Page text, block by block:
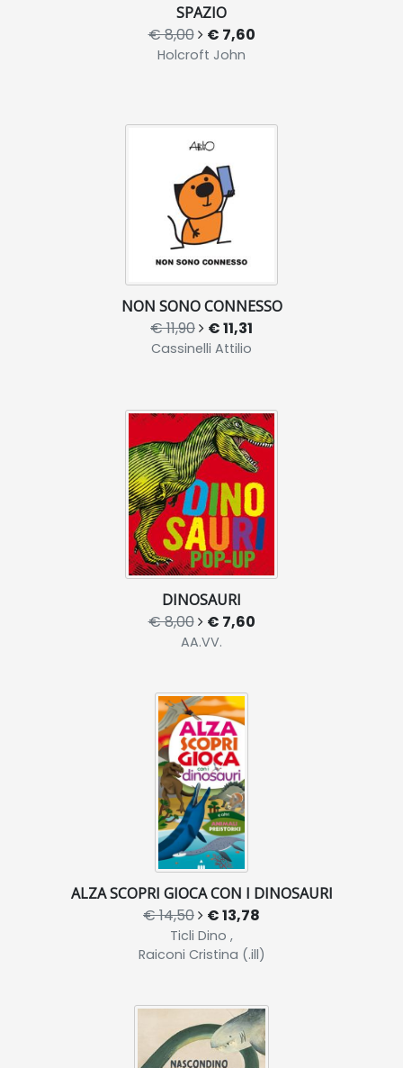
SPAZIO
€ 8,00 € 7,60
Holcroft John
NON SONO CONNESSO
€ 11,90 € 11,31
Cassinelli Attilio
DINOSAURI
€ 8,00 € 7,60
AA.VV.
ALZA SCOPRI GIOCA CON I DINOSAURI
€ 14,50 € 13,78
Ticli Dino ,
Raiconi Cristina (.ill)